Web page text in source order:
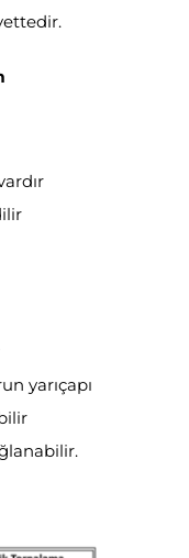
yarıçapı